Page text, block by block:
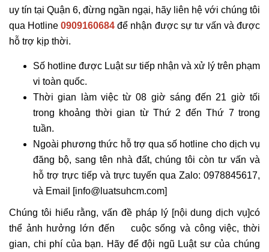
uy tín tại Quận 6, đừng ngần ngại, hãy liên hệ với chúng tôi
qua Hotline0909160684 để nhận được sự tư vấn và được
hỗ trợ kịp thời.
Số hotline được Luật sư tiếp nhận và xử lý trên phạm
vi toàn quốc.
Thời gian làm việc từ 08 giờ sáng đến 21 giờ tối
trong khoảng thời gian từ Thứ 2 đến Thứ 7 trong
tuần.
Ngoài phương thức hỗ trợ qua số hotline cho dịch vụ
đăng bộ, sang tên nhà đất, chúng tôi còn tư vấn và
hỗ trợ trực tiếp và trực tuyến qua Zalo: 0978845617,
và Email [info@luatsuhcm.com]
Chúng tôi hiểu rằng, vấn đề pháp lý [nội dung dịch vụ]có
thể ảnh hưởng lớn đến cuộc sống và công việc, thời
gian, chi phí của bạn. Hãy để đội ngũ Luật sư của chúng